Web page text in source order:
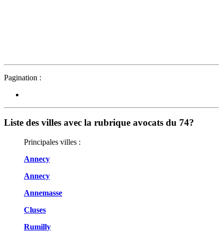
Pagination :
Liste des villes avec la rubrique avocats du 74?
Principales villes :
Annecy
Annecy
Annemasse
Cluses
Rumilly